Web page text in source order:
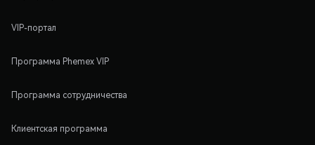
VIP-портал
Программа Phemex VIP
Программа сотрудничества
Клиентская программа